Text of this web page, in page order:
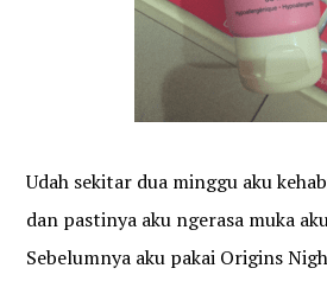
Udah sekitar dua minggu aku
dan pastinya aku ngerasa muka
Sebelumnya aku pakai Origins